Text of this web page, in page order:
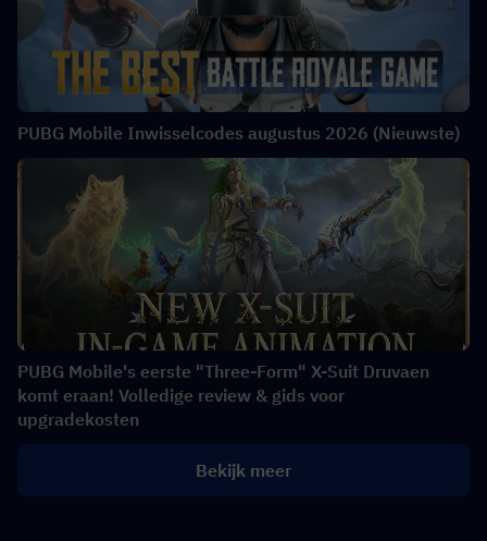
PUBG Mobile Inwisselcodes augustus 2026 (Nieuwste)
PUBG Mobile's eerste "Three-Form" X-Suit Druvaen
komt eraan! Volledige review & gids voor
upgradekosten
Bekijk meer